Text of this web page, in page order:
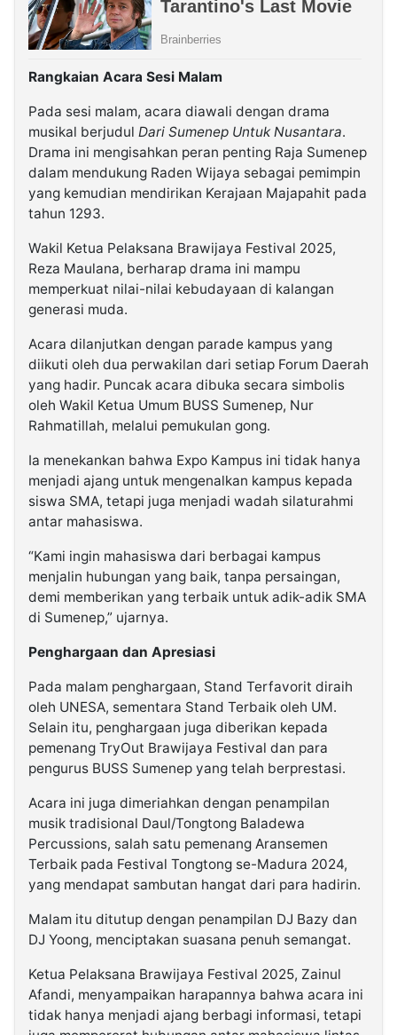
Rangkaian Acara Sesi Malam
Pada sesi malam, acara diawali dengan drama
musikal berjudul Dari Sumenep Untuk Nusantara.
Drama ini mengisahkan peran penting Raja Sumenep
dalam mendukung Raden Wijaya sebagai pemimpin
yang kemudian mendirikan Kerajaan Majapahit pada
tahun 1293.
Wakil Ketua Pelaksana Brawijaya Festival 2025,
Reza Maulana, berharap drama ini mampu
memperkuat nilai-nilai kebudayaan di kalangan
generasi muda.
Acara dilanjutkan dengan parade kampus yang
diikuti oleh dua perwakilan dari setiap Forum Daerah
yang hadir. Puncak acara dibuka secara simbolis
oleh Wakil Ketua Umum BUSS Sumenep, Nur
Rahmatillah, melalui pemukulan gong.
Ia menekankan bahwa Expo Kampus ini tidak hanya
menjadi ajang untuk mengenalkan kampus kepada
siswa SMA, tetapi juga menjadi wadah silaturahmi
antar mahasiswa.
“Kami ingin mahasiswa dari berbagai kampus
menjalin hubungan yang baik, tanpa persaingan,
demi memberikan yang terbaik untuk adik-adik SMA
di Sumenep,” ujarnya.
Penghargaan dan Apresiasi
Pada malam penghargaan, Stand Terfavorit diraih
oleh UNESA, sementara Stand Terbaik oleh UM.
Selain itu, penghargaan juga diberikan kepada
pemenang TryOut Brawijaya Festival dan para
pengurus BUSS Sumenep yang telah berprestasi.
Acara ini juga dimeriahkan dengan penampilan
musik tradisional Daul/Tongtong Baladewa
Percussions, salah satu pemenang Aransemen
Terbaik pada Festival Tongtong se-Madura 2024,
yang mendapat sambutan hangat dari para hadirin.
Malam itu ditutup dengan penampilan DJ Bazy dan
DJ Yoong, menciptakan suasana penuh semangat.
Ketua Pelaksana Brawijaya Festival 2025, Zainul
Afandi, menyampaikan harapannya bahwa acara ini
tidak hanya menjadi ajang berbagi informasi, tetapi